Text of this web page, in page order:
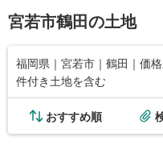
宮若市鶴田の土地
福岡県｜宮若市｜鶴田｜価
件付き土地を含む
おすすめ順